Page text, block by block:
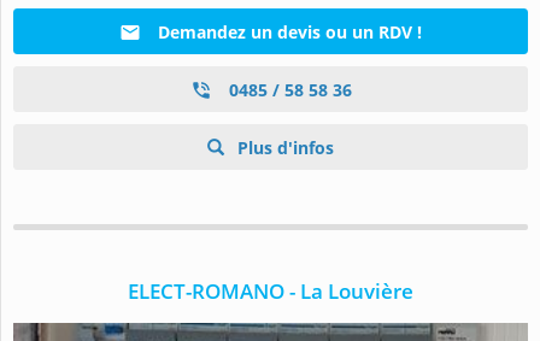
Demandez un devis ou un RDV !
0485 / 58 58 36
Plus d'infos
ELECT-ROMANO - La Louvière